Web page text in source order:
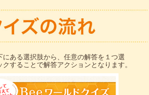
にある選択肢から、任意の解答を１つ選
クすることで解答アクションとなります。